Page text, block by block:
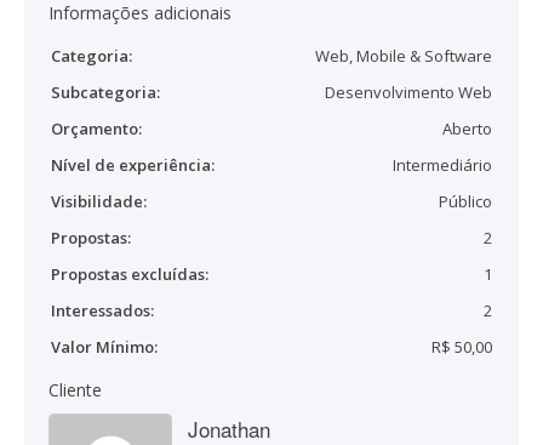
Informações adicionais
Categoria:
Web, Mobile & Software
Subcategoria:
Desenvolvimento Web
Orçamento:
Aberto
Nível de experiência:
Intermediário
Visibilidade:
Público
Propostas:
2
Propostas excluídas:
1
Interessados:
2
Valor Mínimo:
R$ 50,00
Cliente
Jonathan